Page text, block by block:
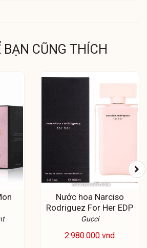
BẠN CŨNG THÍCH
Nước hoa Narciso
Rodriguez For Her EDP
Gucci
2.980.000 vnd